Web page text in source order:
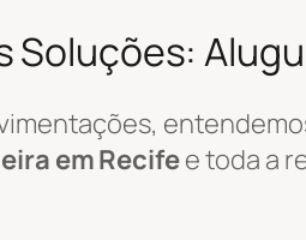
Soluções:
em Recifee toda a